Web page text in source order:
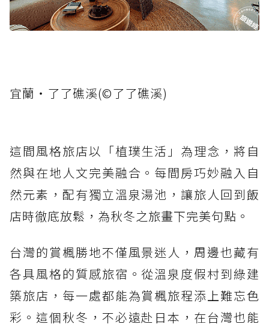
宜蘭‧了了礁溪(©了了礁溪)
這間風格旅店以「植璞生活」為理念，將自
然與在地人文完美融合。每間房巧妙融入自
然元素，配有獨立溫泉湯池，讓旅人回到飯
店時徹底放鬆，為秋冬之旅畫下完美句點。
台灣的賞楓勝地不僅風景迷人，周邊也藏有
各具風格的質感旅宿。從溫泉度假村到綠建
築旅店，每一處都能為賞楓旅程添上難忘色
彩。這個秋冬，不必遠赴日本，在台灣也能